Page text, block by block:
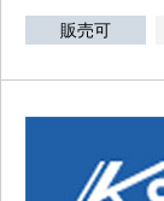
販売可